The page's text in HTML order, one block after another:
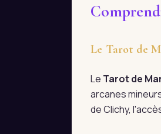
Le Tarot de
Le Tarot de
arcanes
de Clichy,